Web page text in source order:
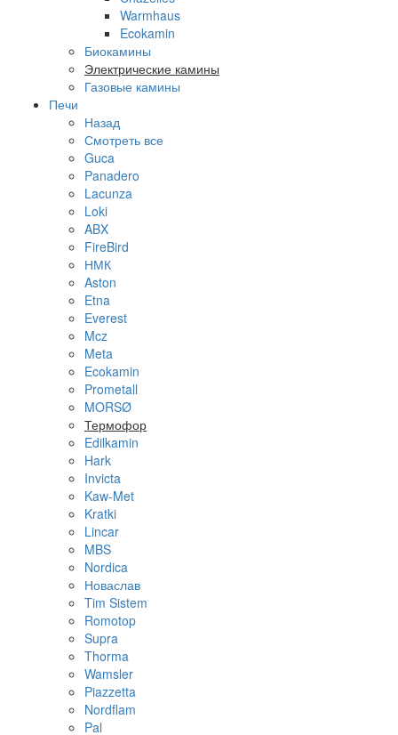
Warmhaus
Ecokamin
Биокамины
Электрические камины
Газовые камины
Печи
Назад
Смотреть все
Guca
Panadero
Lacunza
Loki
ABX
FireBird
НМК
Aston
Etna
Everest
Mcz
Meta
Ecokamin
Prometall
MORSØ
Термофор
Edilkamin
Hark
Invicta
Kaw-Met
Kratki
Lincar
MBS
Nordica
Новаслав
Tim Sistem
Romotop
Supra
Thorma
Wamsler
Piazzetta
Nordflam
Pal